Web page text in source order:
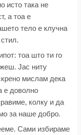
исто така не
а тоа е
тело е клучна
тоа што ти го
Јас ниту
мислам дека
е доволно
колку и да
за наше добро.
Сами избираме